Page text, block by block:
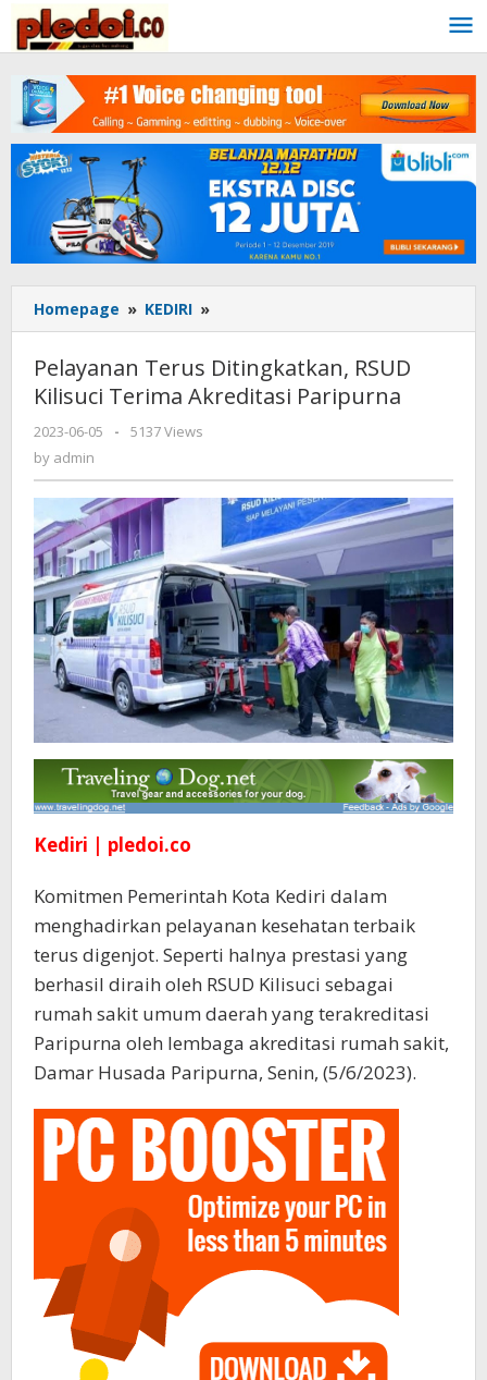
content
Homepage » KEDIRI »
Terus
Ditingkatkan,
RSUD
Kilisuci
Pelayanan Terus Ditingkatkan, RSUD
Kilisuci Terima Akreditasi Paripurna
2023-06-05
by
-
5137 Views
by admin
Kediri | pledoi.co
Komitmen Pemerintah Kota Kediri dalam
menghadirkan pelayanan kesehatan terbaik
terus digenjot. Seperti halnya prestasi yang
berhasil diraih oleh RSUD Kilisuci sebagai
rumah sakit umum daerah yang terakreditasi
Paripurna oleh lembaga akreditasi rumah sakit,
Damar Husada Paripurna, Senin, (5/6/2023).